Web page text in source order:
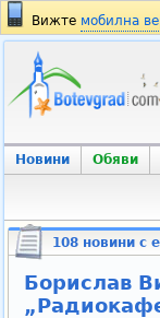
Вижте мобилна
Новини Обяви
108 новини с
Борислав